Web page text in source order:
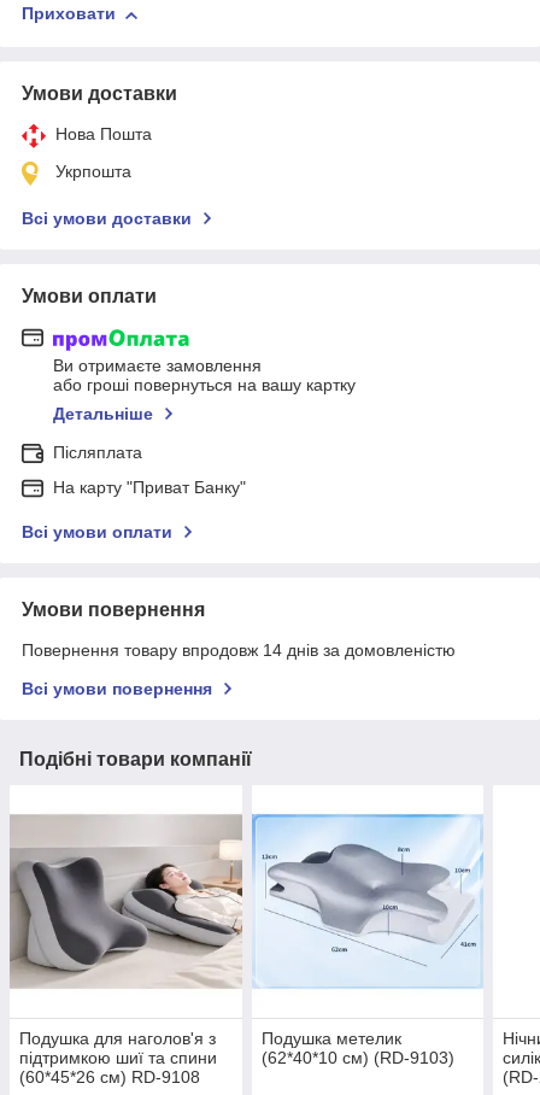
Приховати
Умови доставки
Нова Пошта
Укрпошта
Всі умови доставки
Умови оплати
Ви отримаєте замовлення
або гроші повернуться на вашу картку
Детальніше
Післяплата
На карту "Приват Банку"
Всі умови оплати
Умови повернення
Повернення товару впродовж 14 днів за домовленістю
Всі умови повернення
Подібні товари компанії
Подушка для наголов'я з
підтримкою шиї та спини
(60*45*26 см) RD-9108
Подушка метелик
(62*40*10 см) (RD-9103)